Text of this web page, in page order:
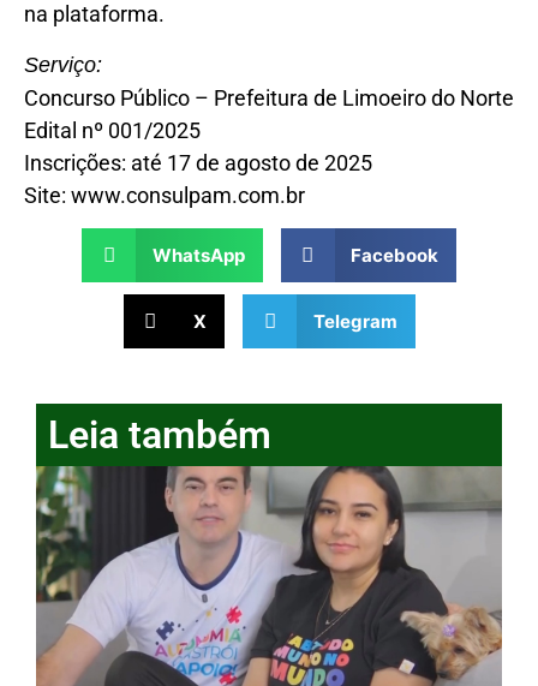
na plataforma.
Serviço:
Concurso Público – Prefeitura de Limoeiro do Norte
Edital nº 001/2025
Inscrições: até 17 de agosto de 2025
Site: www.consulpam.com.br
WhatsApp Facebook
X Telegram
Leia também